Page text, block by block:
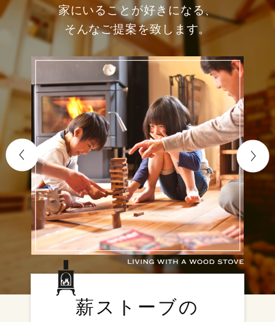
家にいることが好きになる、
そんなご提案を致します。
薪ストーブの